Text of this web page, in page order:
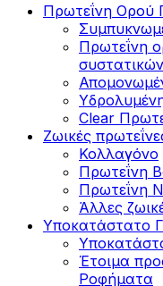
Πρωτεΐνη Ορού
Πρωτεΐνη
συστατικών
Clear
Ζωικές
Κολλαγόνο
Πρωτεΐνη
Πρωτεΐνη
Άλλες
Υποκατάστατο
Έτοιμα
Ροφήματα